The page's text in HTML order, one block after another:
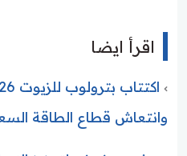
اقرأ ايضا
وانتعاش قطاع الطاقة